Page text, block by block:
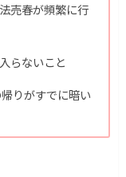
売春が頻繁に行
らないこと
りがすでに暗い